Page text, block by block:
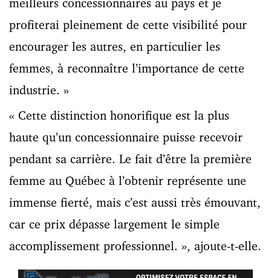
profiterai pleinement de cette visibilité pour
encourager les autres, en particulier les
femmes, à reconnaître l’importance de cette
industrie. »
« Cette distinction honorifique est la plus
haute qu’un concessionnaire puisse recevoir
pendant sa carrière. Le fait d’être la première
femme au Québec à l’obtenir représente une
immense fierté, mais c’est aussi très émouvant,
car ce prix dépasse largement le simple
accomplissement professionnel. », ajoute-t-elle.